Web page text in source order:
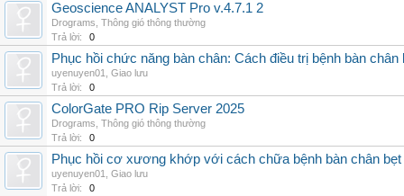
Geoscience ANALYST Pro v.4.7.1 2
Drograms Thông gió thông thường
Trả lời:
0
Phục hồi chức năng bàn chân: Cách điều trị bệnh bàn chân
uyenuyen01
Giao lưu
Trả lời:
0
ColorGate PRO Rip Server 2025
Drograms Thông gió thông thường
Trả lời:
0
Phục hồi cơ xương khớp với cách chữa bệnh bàn chân bẹt
uyenuyen01
Giao lưu
Trả lời:
0